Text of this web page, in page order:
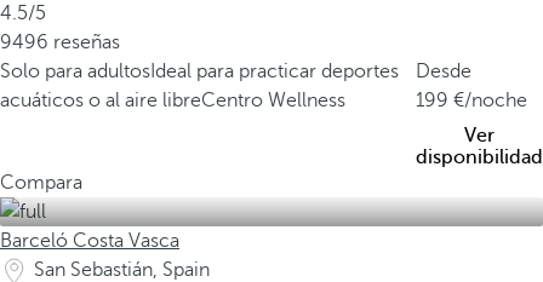
4.5/5
9496 reseñas
Solo para adultos Ideal para practicar deportes
acuáticos o al aire libreCentro Wellness
Desde
199
/noche
Ver
disponibilidad
Compara
Barceló Costa Vasca
San Sebastián, Spain